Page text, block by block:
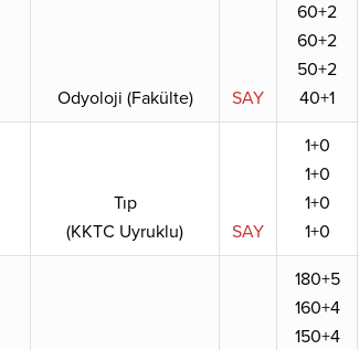
Odyoloji (Fakülte) SAY
60+2
60+2
50+2
40+1
Tıp
(KKTC Uyruklu)
SAY
1+0
1+0
1+0
1+0
180+5
160+4
150+4